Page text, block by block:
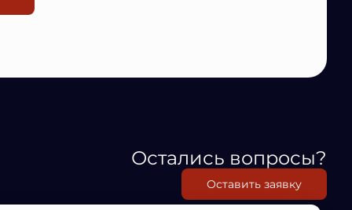
Остались вопросы?
Оставить заявку